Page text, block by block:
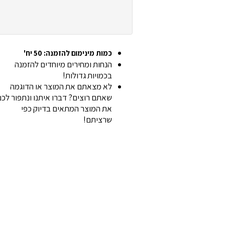
כמות מינימום להזמנה: 50 יח'
הנחות ומחירים מיוחדים להזמנה
בכמויות גדולות!
לא מצאתם את המוצר או הדוגמה
שאתם רוצים? דברו איתנו ונתפור
את המוצר המתאים בדיוק כפי
שרציתם!